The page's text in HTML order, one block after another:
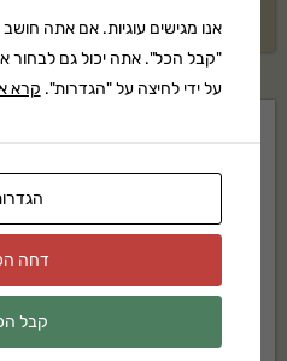
₪189
אנו מגישים עוגיות. אם אתה
"קבל הכל". אתה יכול גם לבחור
על ידי לחיצה על "הגדרות". קרא
דחה
קבל